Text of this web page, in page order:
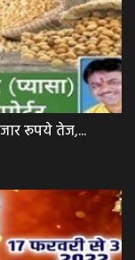
रूपये तेज,...